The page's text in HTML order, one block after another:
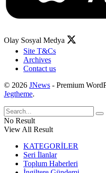
Olay Sosyal Medya
Site T&Cs
Archives
Contact us
© 2026 JNews - Premium
Jegtheme.
No Result
View All Result
KATEGORİLER
Seri İlanlar
Toplum Haberleri